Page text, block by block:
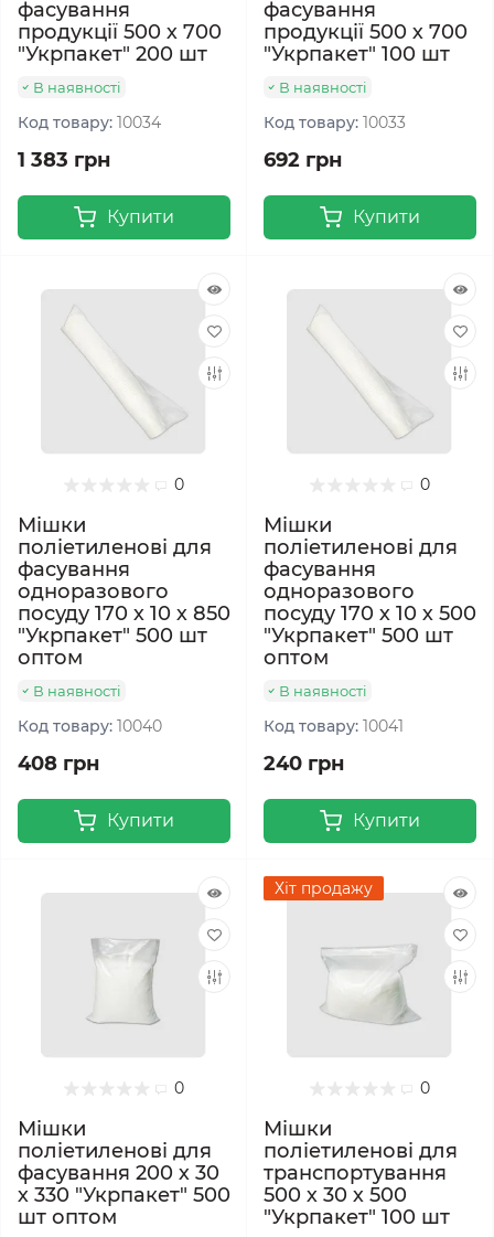
фасування
продукції 500 х 700
"Укрпакет" 200 шт
В наявності
Код товару: 10034
1 383 грн
Купити
фасування
продукції 500 х 700
"Укрпакет" 100 шт
В наявності
Код товару: 10033
692 грн
Купити
0
Мішки
поліетиленові для
фасування
одноразового
посуду 170 х 10 х 850
"Укрпакет" 500 шт
оптом
В наявності
Код товару: 10040
408 грн
Купити
0
Мішки
поліетиленові для
фасування
одноразового
посуду 170 х 10 х 500
"Укрпакет" 500 шт
оптом
В наявності
Код товару: 10041
240 грн
Купити
0
Мішки
поліетиленові для
фасування 200 х 30
х 330 "Укрпакет" 500
шт оптом
Хіт продажу
0
Мішки
поліетиленові для
транспортування
500 х 30 х 500
"Укрпакет" 100 шт